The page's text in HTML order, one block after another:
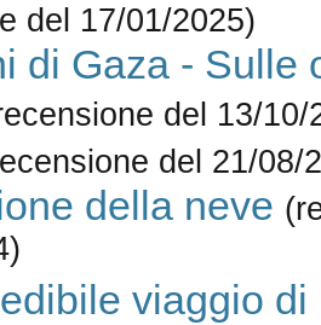
del 17/01/2025)
di Gaza - Sulle
del 13/10/
del 21/08/
della neve
viaggio di